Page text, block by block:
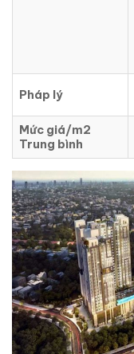
Pháp lý
Mức giá/m2
Trung bình